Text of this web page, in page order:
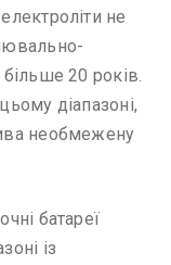
не
20 років.
діапазоні,
необмежену
батареї
із